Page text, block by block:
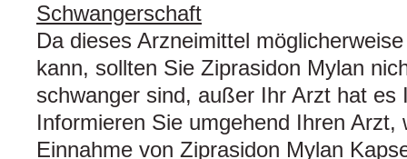
Schwangerschaft
Da dieses Arzneimittel
kann, sollten Sie Ziprasidon Mylan
schwanger sind, außer Ihr Arzt hat es
Informieren Sie umgehend Ihren Arzt,
Einnahme von Ziprasidon Mylan